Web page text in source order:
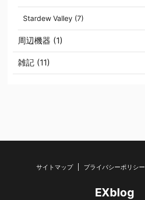
Stardew Valley (7)
周辺機器 (1)
雑記 (11)
サイトマップ プライバシーポリシー
EXblog